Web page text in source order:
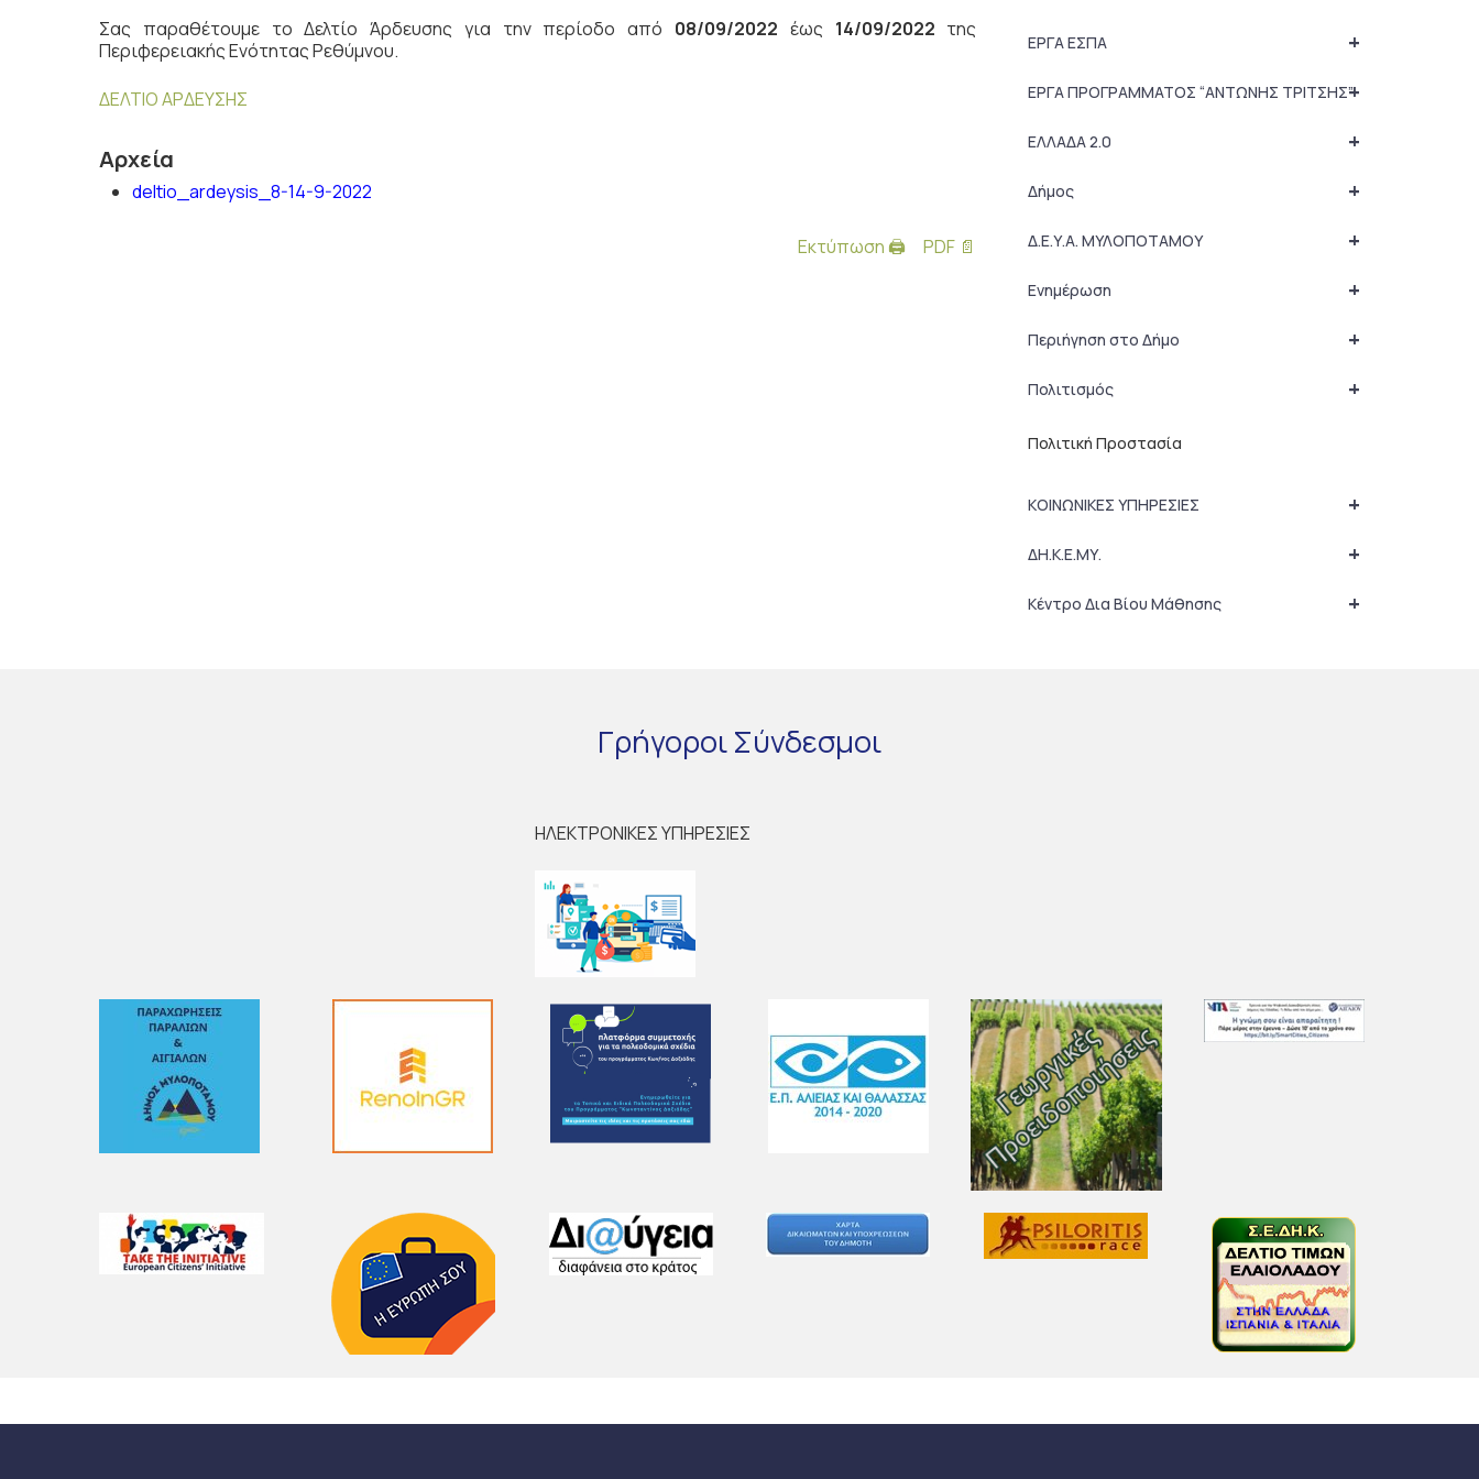
Σας παραθέτουμε το Δελτίο Άρδευσης για την περίοδο από 08/09/2022 έως 14/09/2022 της
Περιφερειακής Ενότητας Ρεθύμνου.
ΔΕΛΤΙΟ ΑΡΔΕΥΣΗΣ
Αρχεία
deltio_ardeysis_8-14-9-2022
Εκτύπωση 🖨 PDF 📄
+
ΕΡΓΑ ΕΣΠΑ
+
ΕΡΓΑ ΠΡΟΓΡΑΜΜΑΤΟΣ “ΑΝΤΩΝΗΣ ΤΡΙΤΣΗΣ”
+
ΕΛΛΑΔΑ 2.0
+
Δήμος
+
Δ.Ε.Υ.Α. ΜΥΛΟΠΟΤΑΜΟΥ
+
Ενημέρωση
+
Περιήγηση στο Δήμο
+
Πολιτισμός
Πολιτική Προστασία
+
ΚΟΙΝΩΝΙΚΕΣ ΥΠΗΡΕΣΙΕΣ
+
ΔΗ.Κ.Ε.ΜΥ.
+
Κέντρο Δια Βίου Μάθησης
ΓρήγοροιΣύνδεσμοι
ΗΛΕΚΤΡΟΝΙΚΕΣ ΥΠΗΡΕΣΙΕΣ